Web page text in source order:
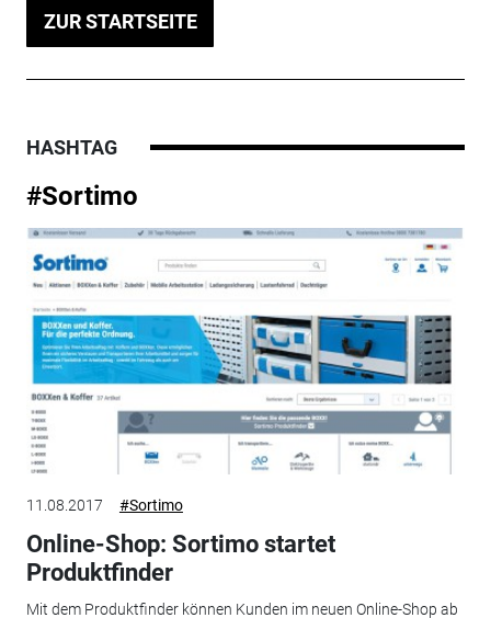
ZUR STARTSEITE
HASHTAG
#Sortimo
11.08.2017 #Sortimo
Online-Shop: Sortimo startet
Produktfinder
Mit dem Produktfinder können Kunden im neuen Online-Shop ab